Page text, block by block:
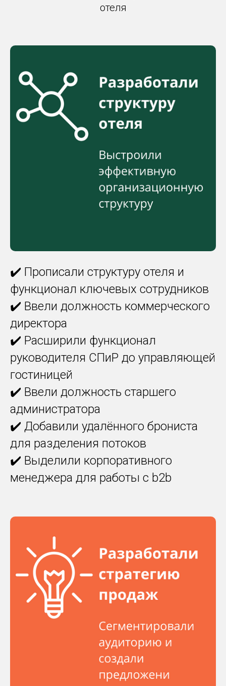
отеля
✔️ Прописали структуру отеля и
функционал ключевых сотрудников
✔️ Ввели должность коммерческого
директора
✔️ Расширили функционал
руководителя СПиР до управляющей
гостиницей
✔️ Ввели должность старшего
администратора
✔️ Добавили удалённого брониста
для разделения потоков
✔️ Выделили корпоративного
менеджера для работы с b2b